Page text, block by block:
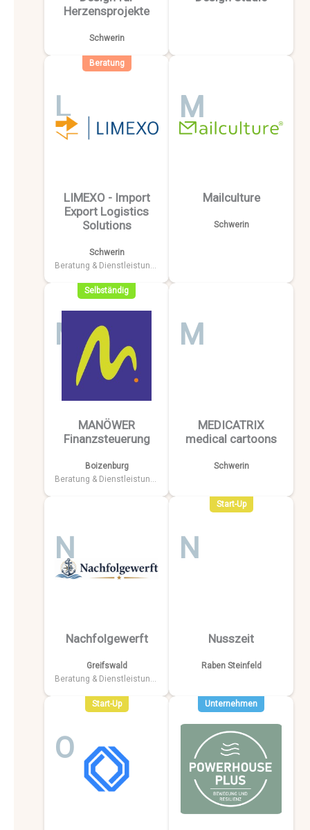
Herzensprojekte
Schwerin
Beratung
L
LIMEXO - Import
Export Logistics
Solutions
Schwerin
M
Mailculture
Schwerin
Selbständig
M
MANÖWER
Finanzsteuerung
Boizenburg
M
MEDICATRIX
medical cartoons
Schwerin
N
Nachfolgewerft
Greifswald
Start-Up
N
Nusszeit
Raben Steinfeld
Start-Up
O
Unternehmen
P